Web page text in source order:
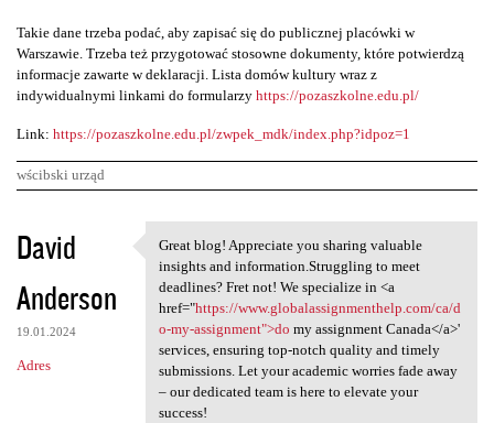
Takie dane trzeba podać, aby zapisać się do publicznej placówki w
Warszawie. Trzeba też przygotować stosowne dokumenty, które potwierdzą
informacje zawarte w deklaracji. Lista domów kultury wraz z
indywidualnymi linkami do formularzy https://pozaszkolne.edu.pl/
Link: https://pozaszkolne.edu.pl/zwpek_mdk/index.php?idpoz=1
wścibski urząd
K
o
m
e
n
David
Anderson
19.01.2024
Adres
Great blog! Appreciate you
Great blog! Appreciate you sharing valuable
insights and information.Struggling to meet
deadlines? Fret not! We specialize in <a
href="https://www.globalassignmenthelp.com/ca/d
o-my-assignment">do my assignment Canada</a>'
services, ensuring top-notch quality and timely
submissions. Let your academic worries fade away
– our dedicated team is here to elevate your
success!